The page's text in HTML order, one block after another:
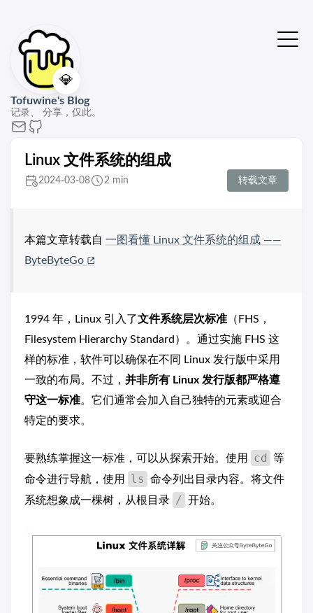
💎
Tofuwine's Blog
记录、 分享，仅此。
Linux 文件系统的组成
2024-03-08 2 min 转载文章
本篇文章转载自 一图看懂 Linux 文件系统的组成 ——
ByteByteGo
1994 年，Linux 引入了文件系统层次标准 （FHS，
Filesystem Hierarchy Standard）。通过实施 FHS 这
样的标准，软件可以确保在不同 Linux 发行版中采用
一致的布局。不过， 并非所有 Linux 发行版都严格遵
守这一标准。它们通常会加入自己独特的元素或迎合
特定的要求。
要熟练掌握这一标准，可以从探索开始。使用 cd
等
命令进行导航，使用
ls
命令列出目录内容。将文件
系统想象成一棵树，从根目录 / 开始。